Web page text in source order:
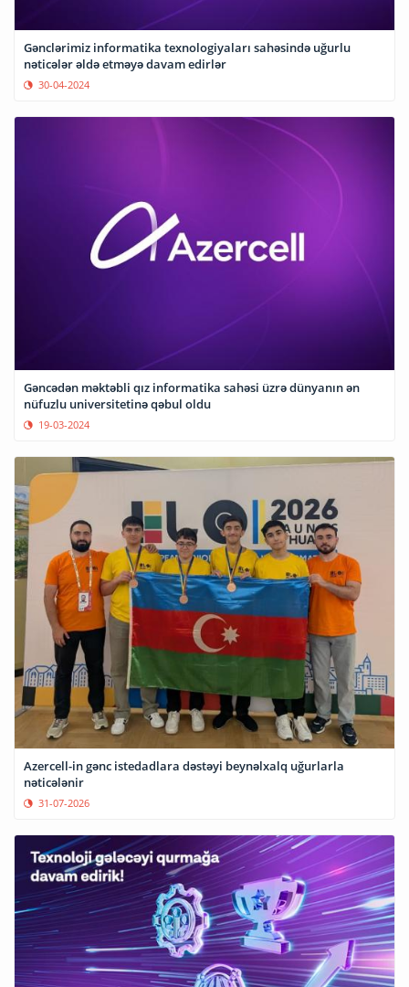
Gənclərimiz informatika texnologiyaları sahəsində uğurlu
nəticələr əldə etməyə davam edirlər
30-04-2024
Gəncədən məktəbli qız informatika sahəsi üzrə dünyanın ən
nüfuzlu universitetinə qəbul oldu
19-03-2024
Azercell-in gənc istedadlara dəstəyi beynəlxalq uğurlarla
nəticələnir
31-07-2026